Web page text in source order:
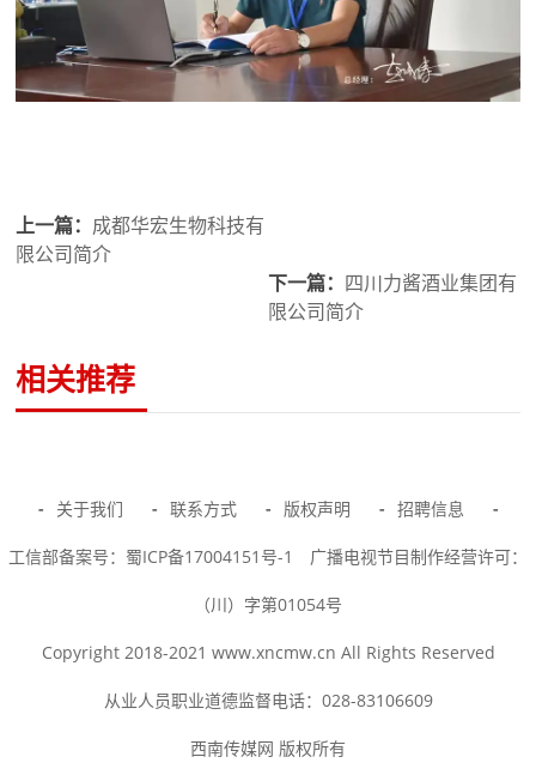
上一篇： 成都华宏生物科技有
限公司简介
下一篇： 四川力酱酒业集团有
限公司简介
相关推荐
- 关于我们 - 联系方式 - 版权声明 - 招聘信息 -
工信部备案号：蜀ICP备17004151号-1 广播电视节目制作经营许可：
（川）字第01054号
Copyright 2018-2021 www.xncmw.cn All Rights Reserved
从业人员职业道德监督电话：028-83106609
西南传媒网 版权所有